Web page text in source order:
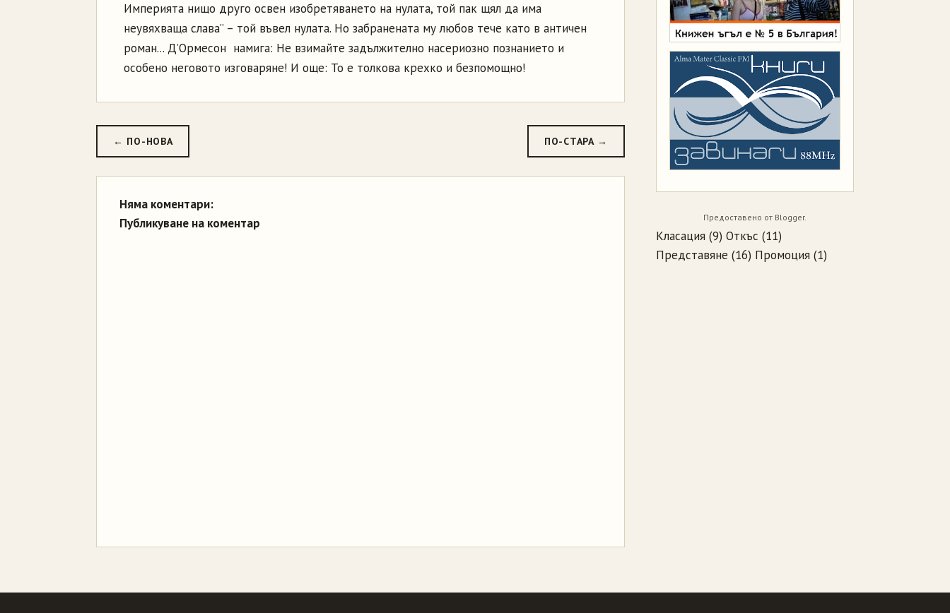
Империята нищо друго освен изобретяването на нулата, той пак щял да има
неувяхваща слава” – той въвел нулата. Но забранената му любов тече като в античен
роман... Д’Ормесон намига: Не взимайте задължително насериозно познанието и
особено неговото изговаряне! И още: То е толкова крехко и безпомощно!
← ПО-НОВА ПО-СТАРА →
Няма коментари:
Публикуване на коментар
Предоставено от Blogger.
Класация (9) Откъс (11)
Представяне (16) Промоция (1)